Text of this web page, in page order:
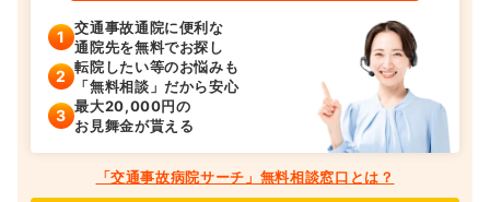
交通事故通院に便利な
通院先を無料でお探し
転院したい等のお悩みも
「無料相談」だから安心
最大20,000円の
お見舞金が貰える
「交通事故病院サーチ」無料相談窓口とは？